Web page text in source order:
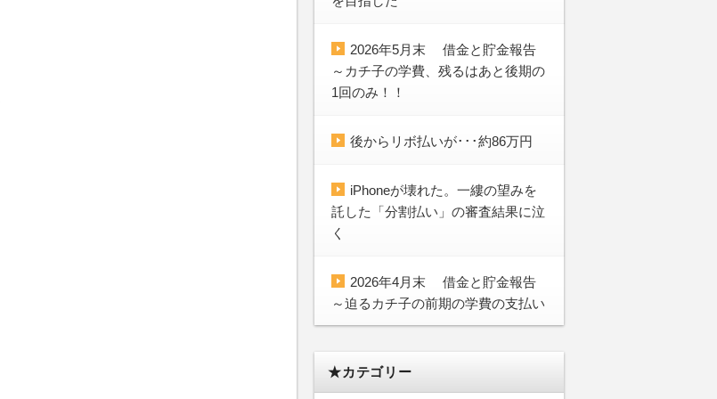
2026年5月末 借金と貯金報告
～カチ子の学費、残るはあと後期の
1回のみ！！
後からリボ払いが･･･約86万円
iPhoneが壊れた。一縷の望みを
託した「分割払い」の審査結果に泣
く
2026年4月末 借金と貯金報告
～迫るカチ子の前期の学費の支払い
★カテゴリー